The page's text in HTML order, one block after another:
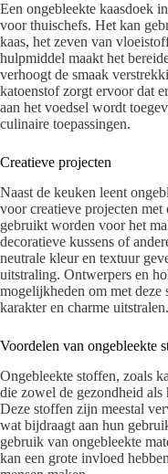
Een ongebleekte kaasdoek
voor thuischefs. Het kan
kaas, het zeven van
hulpmiddel maakt het
verhoogt de smaak
katoenstof zorgt ervoor dat
aan het voedsel wordt
culinaire toepassingen.
Creatieve projecten
Naast de keuken leent
voor creatieve projecten
gebruikt worden voor het
decoratieve kussens of
neutrale kleur en textuur
uitstraling. Ontwerpers en
mogelijkheden om met
karakter en charme uitstralen.
Voordelen van ongebleekte
Ongebleekte stoffen, zoals
die zowel de gezondheid
Deze stoffen zijn meestal
wat bijdraagt aan hun
gebruik van ongebleekte
kan een grote invloed